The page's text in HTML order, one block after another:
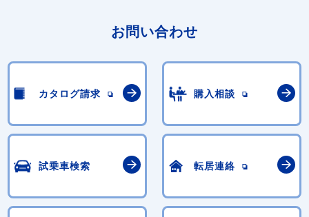
お問い合わせ
カタログ請求 購入相談
試乗車検索 転居連絡